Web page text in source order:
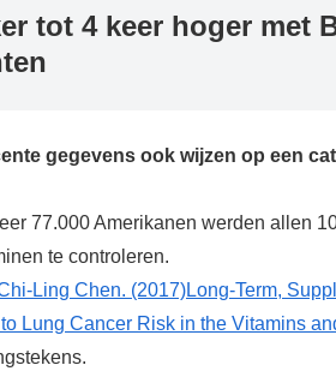
tot 4 keer hoger met
gegevens ook wijzen op een
77.000 Amerikanen werden allen
te controleren.
Ling Chen. (2017)Long-Term,
Lung Cancer Risk in the Vitamins